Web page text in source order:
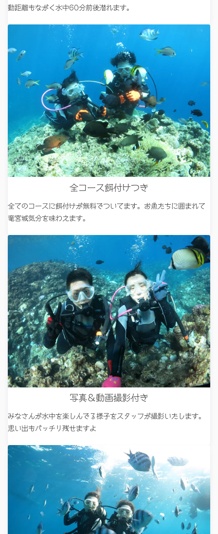
動距離もながく水中60分前後潜れます。
全コース餌付けつき
全てのコースに餌付けが無料でついてます。お魚たちに囲まれて
竜宮城気分を味わえます。
写真＆動画撮影付き
みなさんが水中を楽しんでる様子をスタッフが撮影いたします。
思い出もバッチリ残せますよ